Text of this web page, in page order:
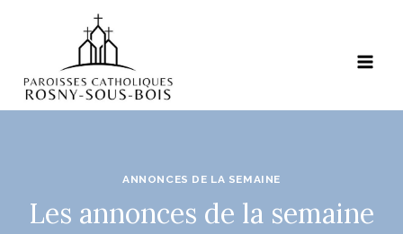
ANNONCES DE LA SEMAINE
Les annonces de la semaine